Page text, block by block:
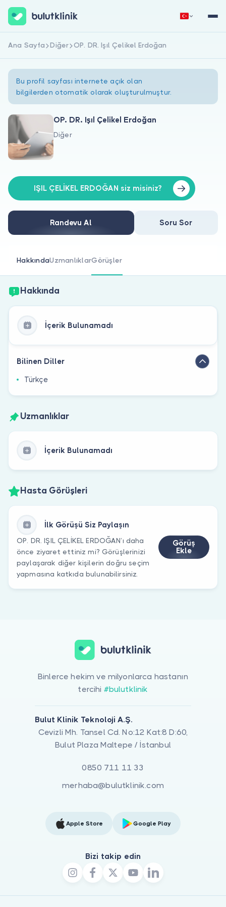
Hakkımızda
Doktorlar için
Doktor musunuz?
Hemen Kaydol Giriş Yap
Ana Sayfa Diğer OP. DR. Işıl Çelikel Erdoğan
Bu profil sayfası internete açık olan
bilgilerden otomatik olarak oluşturulmuştur.
OP. DR. Işıl Çelikel Erdoğan
Diğer
IŞIL ÇELİKEL ERDOĞAN siz misiniz?
Randevu Al Soru Sor
HakkındaUzmanlıklarGörüşler
Hakkında
İçerik Bulunamadı
Bilinen Diller
Türkçe
Uzmanlıklar
İçerik Bulunamadı
Hasta Görüşleri
İlk Görüşü Siz Paylaşın
OP. DR. IŞIL ÇELİKEL ERDOĞAN’ı daha
önce ziyaret ettiniz mi? Görüşlerinizi
paylaşarak diğer kişilerin doğru seçim
yapmasına katkıda bulunabilirsiniz.
Görüş
Ekle
Binlerce hekim ve milyonlarca hastanın
tercihi #bulutklinik
Bulut Klinik Teknoloji A.Ş.
Cevizli Mh. Tansel Cd. No:12 Kat:8 D:60,
Bulut Plaza Maltepe / İstanbul
0850 711 11 33
merhaba@bulutklinik.com
Apple Store Google Play
Bizi takip edin